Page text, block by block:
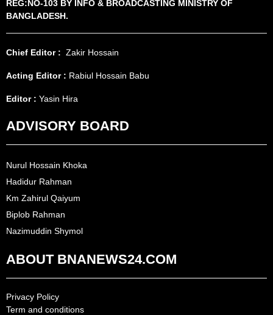
REG:NO-103 BY INFO & BROADCASTING MINISTRY OF
BANGLADESH.
Chief Editor : Zakir Hossain
Acting Editor : Rabiul Hossain Babu
Editor : Yasin Hira
ADVISORY BOARD
Nurul Hossain Khoka
Hadidur Rahman
Km Zahirul Qaiyum
Biplob Rahman
Nazimuddin Shymol
ABOUT BNANEWS24.COM
Privacy Policy
Term and conditions